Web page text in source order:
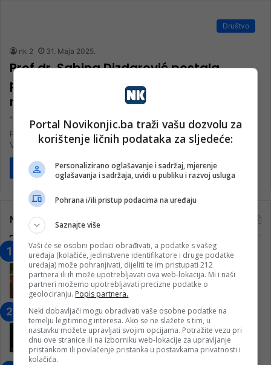
Društvo
nk 2 31. Maja 2025.
Prof.dr. Sabina Dizdarević postala
predsjednica Britanskog društva za
nuklearnu medicinu!
“Čestitamo prof. dr. Sabini Dizdarević na imenovanju za
predsjednicu Britanskog društva za nuklearnu medicinu (BNMS)!”
Vijest je ovo kojom nas…
Pročitaj više
Najčitanije
“Obrazovanje gradi BiH-Jovan Divjak“
– Konjic je u posljednje 22 godine imao
25 ​​stipendista
15. Februara 2023.
Nogometaši Igmana iznenadili
Konjičanke cvijećem i besplatnim
ulazom na utakmicu
7. Marta 2025.
Portal Novikonjic.ba traži vašu dozvolu za
korištenje ličnih podataka za sljedeće:
Personalizirano oglašavanje i sadržaj, mjerenje
oglašavanja i sadržaja, uvidi u publiku i razvoj usluga
Pohrana i/ili pristup podacima na uređaju
Saznajte više
Vaši će se osobni podaci obrađivati, a podatke s vašeg
uređaja (kolačiće, jedinstvene identifikatore i druge podatke
uređaja) može pohranjivati, dijeliti te im pristupati 212
partnera ili ih može upotrebljavati ova web-lokacija. Mi i naši
partneri možemo upotrebljavati precizne podatke o
geolociranju. Popis partnera.
Neki dobavljači mogu obrađivati vaše osobne podatke na
temelju legitimnog interesa. Ako se ne slažete s tim, u
nastavku možete upravljati svojim opcijama. Potražite vezu pri
dnu ove stranice ili na izborniku web-lokacije za upravljanje
pristankom ili povlačenje pristanka u postavkama privatnosti i
kolačića.